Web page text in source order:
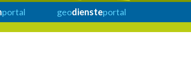
portal geodiensteportal